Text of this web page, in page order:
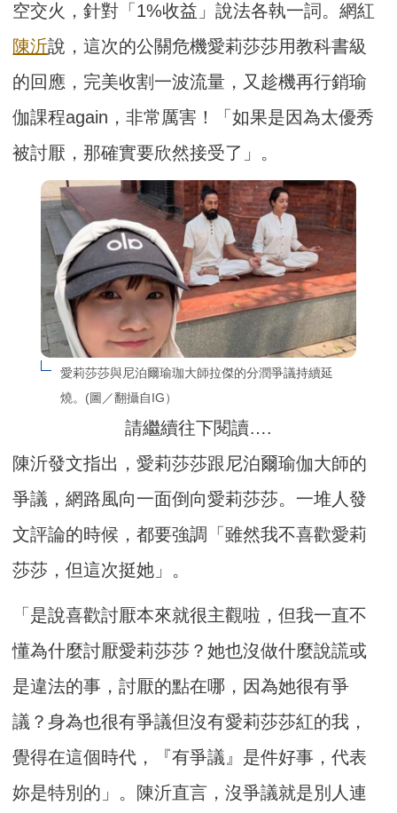
空交火，針對「1%收益」說法各執一詞。網紅
陳沂說，這次的公關危機愛莉莎莎用教科書級
的回應，完美收割一波流量，又趁機再行銷瑜
伽課程again，非常厲害！「如果是因為太優秀
被討厭，那確實要欣然接受了」。
愛莉莎莎與尼泊爾瑜珈大師拉傑的分潤爭議持續延
燒。(圖／翻攝自IG）
請繼續往下閱讀….
陳沂發文指出，愛莉莎莎跟尼泊爾瑜伽大師的
爭議，網路風向一面倒向愛莉莎莎。一堆人發
文評論的時候，都要強調「雖然我不喜歡愛莉
莎莎，但這次挺她」。
「是說喜歡討厭本來就很主觀啦，但我一直不
懂為什麼討厭愛莉莎莎？她也沒做什麼說謊或
是違法的事，討厭的點在哪，因為她很有爭
議？身為也很有爭議但沒有愛莉莎莎紅的我，
覺得在這個時代，『有爭議』是件好事，代表
妳是特別的」。陳沂直言，沒爭議就是別人連